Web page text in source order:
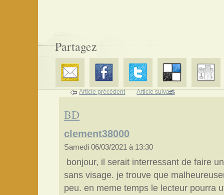
Partagez
Article précédent Article suivant
BD
clement38000
Samedi 06/03/2021 à 13:30
bonjour, il serait interressant de faire
sans visage. je trouve que
peu. en meme temps le lecteur pourra